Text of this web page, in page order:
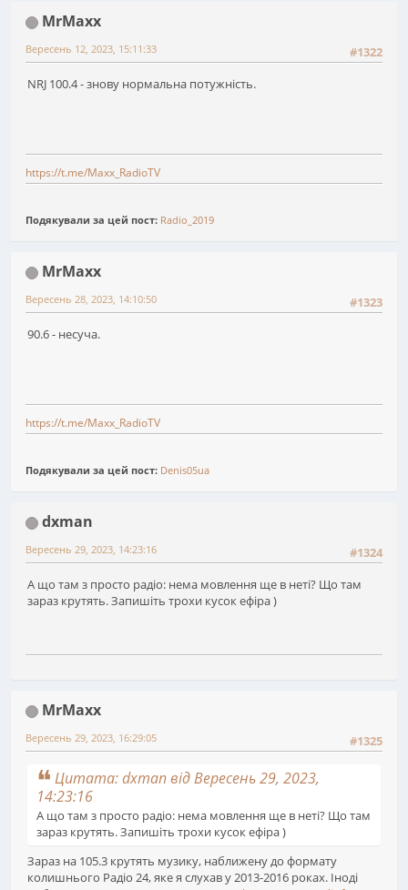
MrMaxx
#1322
Вересень 12, 2023, 15:11:33
NRJ 100.4 - знову нормальна потужність.
https://t.me/Maxx_RadioTV
Подякували за цей пост: Radio_2019
MrMaxx
#1323
Вересень 28, 2023, 14:10:50
90.6 - несуча.
https://t.me/Maxx_RadioTV
Подякували за цей пост: Denis05ua
dxman
#1324
Вересень 29, 2023, 14:23:16
А що там з просто радіо: нема мовлення ще в неті? Що там
зараз крутять. Запишіть трохи куcок ефіра )
MrMaxx
#1325
Вересень 29, 2023, 16:29:05
Цитата: dxman від Вересень 29, 2023,
14:23:16
А що там з просто радіо: нема мовлення ще в неті? Що там
зараз крутять. Запишіть трохи куcок ефіра )
Зараз на 105.3 крутять музику, наближену до формату
колишнього Радіо 24, яке я слухав у 2013-2016 роках. Іноді